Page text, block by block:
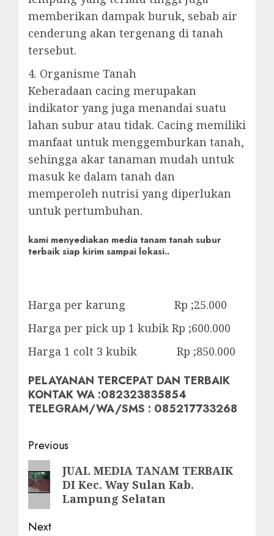
memberikan dampak buruk, sebab air
cenderung akan tergenang di tanah
tersebut.
4. Organisme Tanah
Keberadaan cacing merupakan
indikator yang juga menandai suatu
lahan subur atau tidak. Cacing memiliki
manfaat untuk menggemburkan tanah,
sehingga akar tanaman mudah untuk
masuk ke dalam tanah dan
memperoleh nutrisi yang diperlukan
untuk pertumbuhan.
kami menyediakan media tanam tanah subur
terbaik siap kirim sampai lokasi..
Harga per karung Rp ;25.000
Harga per pick up 1 kubik Rp ;600.000
Harga 1 colt 3 kubik Rp ;850.000
PELAYANAN TERCEPAT DAN TERBAIK
KONTAK WA :082323835854
TELEGRAM/WA/SMS : 085217733268
Post
navigation
Previous
Previous
post:
JUAL MEDIA TANAM TERBAIK
DI Kec. Way Sulan Kab.
Lampung Selatan
Next